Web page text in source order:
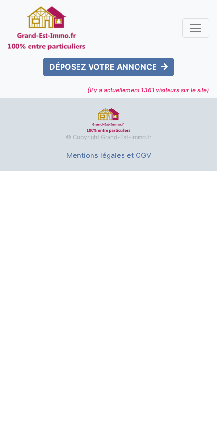
DÉPOSEZ VOTRE ANNONCE
(Il y a actuellement 1361 visiteurs sur le site)
© Copyright Grand-Est-Immo.fr
Mentions légales et CGV